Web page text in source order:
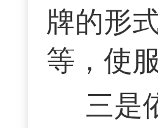
牌的形
等，使
三是